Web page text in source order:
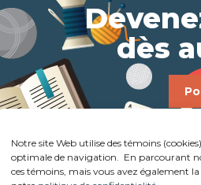
Notre site Web utilise des témoins
optimale de navigation. En parcourant
ces témoins, mais vous avez également
dès